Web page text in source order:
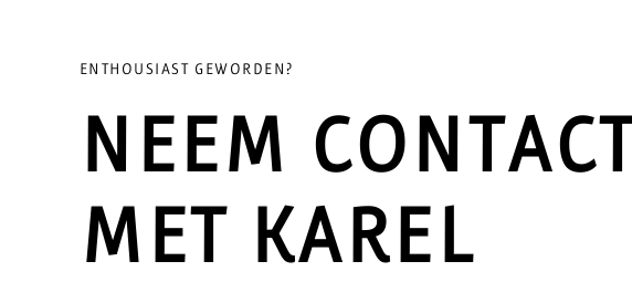
ENTHOUSIAST GEWORDEN?
NEEM
MET KAREL